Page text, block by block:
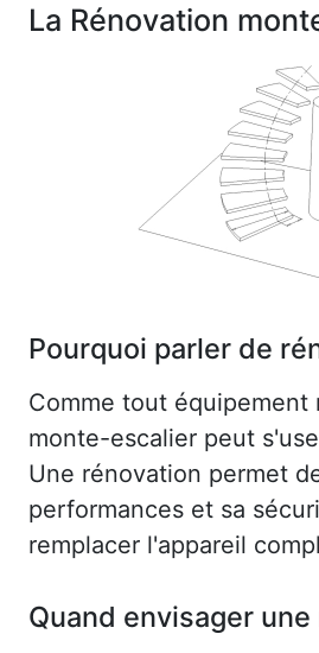
La Rénovation
Pourquoi parler de
Comme tout équipement
monte-escalier peut
Une rénovation permet
performances et sa
remplacer l'appareil
Quand envisager